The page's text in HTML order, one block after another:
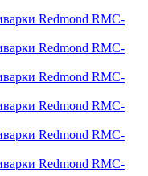
Redmond RMC-
Redmond RMC-
Redmond RMC-
Redmond RMC-
Redmond RMC-
Redmond RMC-